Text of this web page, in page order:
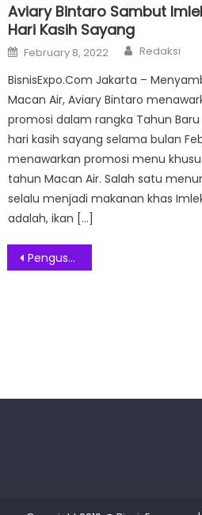
Aviary Bintaro Sambut
Hari Kasih Sayang
Posted
on
February 8, 2022 Author
Redaksi
BisnisExpo.Com Jakarta –
Macan Air, Aviary Bintaro
promosi dalam rangka Tahun
hari kasih sayang selama bulan
menawarkan promosi menu
tahun Macan Air. Salah satu
selalu menjadi makanan khas
adalah, ikan […]
Post
Pengusaha Perempuan Beri Kontribusi 9,1 Persen Pada PDB Indonesia